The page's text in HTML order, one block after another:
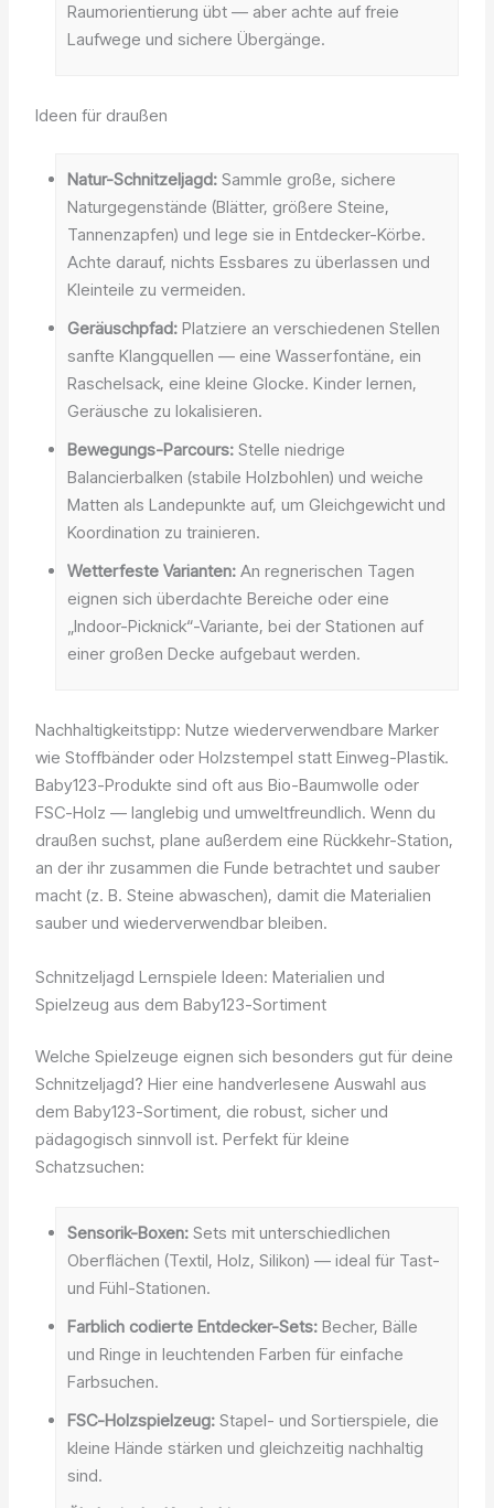
Raumorientierung übt — aber achte auf freie
Laufwege und sichere Übergänge.
Ideen für draußen
Natur-Schnitzeljagd: Sammle große, sichere
Naturgegenstände (Blätter, größere Steine,
Tannenzapfen) und lege sie in Entdecker-Körbe.
Achte darauf, nichts Essbares zu überlassen und
Kleinteile zu vermeiden.
Geräuschpfad: Platziere an verschiedenen Stellen
sanfte Klangquellen — eine Wasserfontäne, ein
Raschelsack, eine kleine Glocke. Kinder lernen,
Geräusche zu lokalisieren.
Bewegungs-Parcours: Stelle niedrige
Balancierbalken (stabile Holzbohlen) und weiche
Matten als Landepunkte auf, um Gleichgewicht und
Koordination zu trainieren.
Wetterfeste Varianten: An regnerischen Tagen
eignen sich überdachte Bereiche oder eine
„Indoor-Picknick“-Variante, bei der Stationen auf
einer großen Decke aufgebaut werden.
Nachhaltigkeitstipp: Nutze wiederverwendbare Marker
wie Stoffbänder oder Holzstempel statt Einweg-Plastik.
Baby123-Produkte sind oft aus Bio-Baumwolle oder
FSC-Holz — langlebig und umweltfreundlich. Wenn du
draußen suchst, plane außerdem eine Rückkehr-Station,
an der ihr zusammen die Funde betrachtet und sauber
macht (z. B. Steine abwaschen), damit die Materialien
sauber und wiederverwendbar bleiben.
Schnitzeljagd Lernspiele Ideen: Materialien und
Spielzeug aus dem Baby123-Sortiment
Welche Spielzeuge eignen sich besonders gut für deine
Schnitzeljagd? Hier eine handverlesene Auswahl aus
dem Baby123-Sortiment, die robust, sicher und
pädagogisch sinnvoll ist. Perfekt für kleine
Schatzsuchen:
Sensorik-Boxen: Sets mit unterschiedlichen
Oberflächen (Textil, Holz, Silikon) — ideal für Tast-
und Fühl-Stationen.
Farblich codierte Entdecker-Sets: Becher, Bälle
und Ringe in leuchtenden Farben für einfache
Farbsuchen.
FSC-Holzspielzeug: Stapel- und Sortierspiele, die
kleine Hände stärken und gleichzeitig nachhaltig
sind.